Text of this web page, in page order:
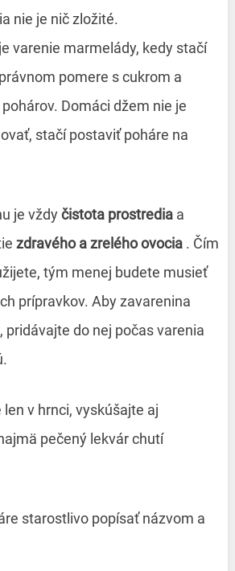
nie je nič zložité.
varenie marmelády, kedy stačí
pomere s cukrom a
Domáci džem nie je
stačí postaviť poháre na
je vždyčistota prostredia a
zdravého a zrelého ovocia . Čím
tým menej budete musieť
prípravkov. Aby zavarenina
pridávajte do nej počas varenia
v hrnci, vyskúšajte aj
pečený lekvár chutí
starostlivo popísať názvom a